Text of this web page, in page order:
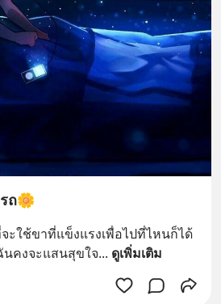
ถ🌼
ใช้ขาที่แข็งแรงเพื่อไปที่ไหนก็ได้
คงจะแสนสุขใจ... ดูเพิ่มเติม